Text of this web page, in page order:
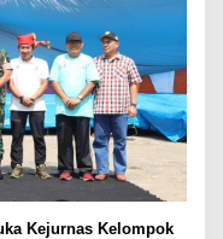
Kejurnas Kelompok